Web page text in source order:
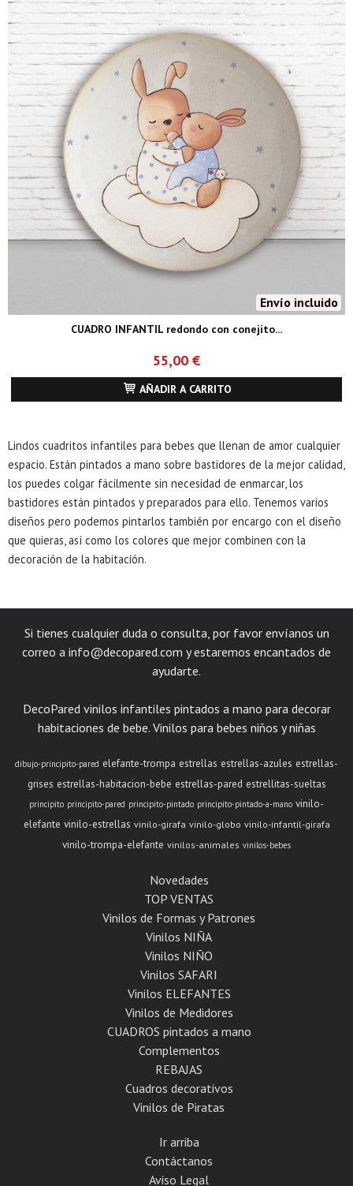
Envío incluido
CUADRO INFANTIL redondo con conejito...
55,00 €
AÑADIR A CARRITO
Lindos cuadritos infantiles para bebes que llenan de amor cualquier
espacio. Están pintados a mano sobre bastidores de la mejor calidad,
los puedes colgar fácilmente sin necesidad de enmarcar, los
bastidores están pintados y preparados para ello. Tenemos varios
diseños pero podemos pintarlos también por encargo con el diseño
que quieras, así como los colores que mejor combinen con la
decoración de la habitación.
Si tienes cualquier duda o consulta, por favor envíanos un
correo a info@decopared.com y estaremos encantados de
ayudarte.
DecoPared vinilos infantiles pintados a mano para decorar
habitaciones de bebe. Vinilos para bebes niños y niñas
dibujo-principito-pared elefante-trompa estrellas estrellas-azules estrellas-
grises estrellas-habitacion-bebe estrellas-pared estrellitas-sueltas
principito principito-pared principito-pintado principito-pintado-a-mano vinilo-
elefante vinilo-estrellas vinilo-girafa vinilo-globo vinilo-infantil-girafa
vinilo-trompa-elefante vinilos-animales vinilos-bebes
Novedades
TOP VENTAS
Vinilos de Formas y Patrones
Vinilos NIÑA
Vinilos NIÑO
Vinilos SAFARI
Vinilos ELEFANTES
Vinilos de Medidores
CUADROS pintados a mano
Complementos
REBAJAS
Cuadros decorativos
Vinilos de Piratas
Ir arriba
Contáctanos
Aviso Legal